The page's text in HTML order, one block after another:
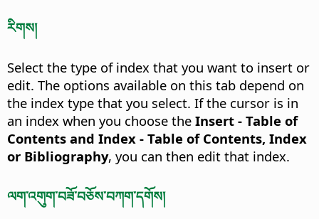
རིགས།
Select the type of index that you want to insert or
edit. The options available on this tab depend on
the index type that you select. If the cursor is in
an index when you choose the Insert - Table of
Contents and Index - Table of Contents, Index
or Bibliography, you can then edit that index.
ལག་འགུག་བཟོ་བཅོས་བཀག་དགོས།